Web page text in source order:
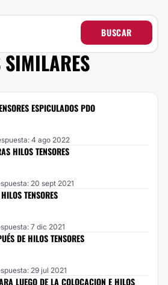
BUSCAR
SIMILARES
ESPICULADOS PDO
4 ago 2022
HILOS TENSORES
20 sept 2021
TENSORES
7 dic 2021
DE HILOS TENSORES
29 jul 2021
LUEGO DE LA COLOCACION E HILOS